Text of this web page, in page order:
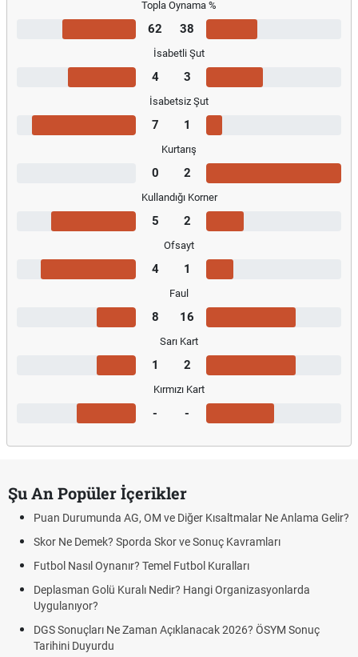
Topla Oynama %
62 38
İsabetli Şut
4 3
İsabetsiz Şut
7 1
Kurtarış
0 2
Kullandığı Korner
5 2
Ofsayt
4 1
Faul
8 16
Sarı Kart
1 2
Kırmızı Kart
- -
Şu An Popüler İçerikler
Puan Durumunda AG, OM ve Diğer Kısaltmalar Ne Anlama Gelir?
Skor Ne Demek? Sporda Skor ve Sonuç Kavramları
Futbol Nasıl Oynanır? Temel Futbol Kuralları
Deplasman Golü Kuralı Nedir? Hangi Organizasyonlarda
Uygulanıyor?
DGS Sonuçları Ne Zaman Açıklanacak 2026? ÖSYM Sonuç
Tarihini Duyurdu